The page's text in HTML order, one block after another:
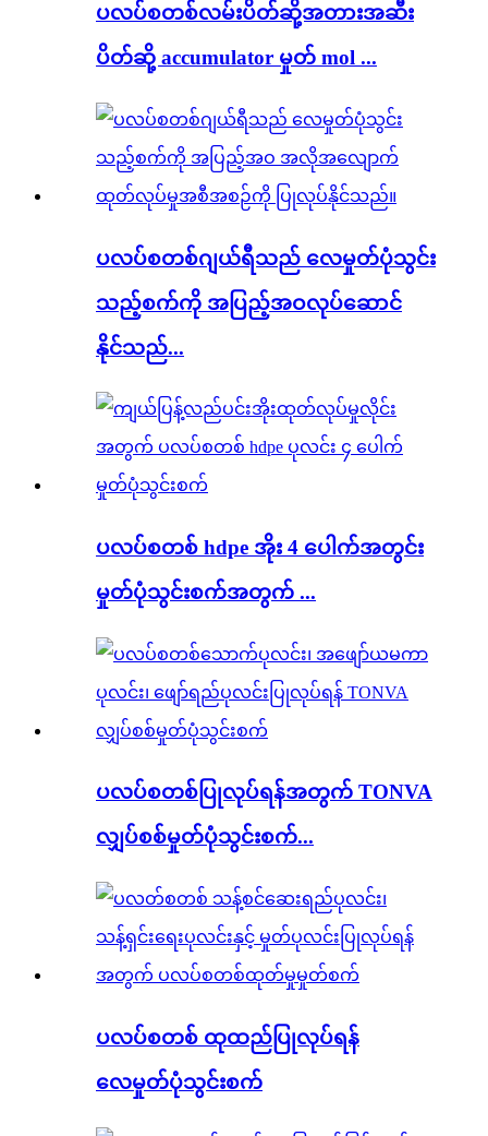
ပလပ်စတစ်လမ်းပိတ်ဆို့အတားအဆီး
ပိတ်ဆို့ accumulator မှုတ် mol ...
ပလပ်စတစ်ဂျယ်ရီသည် လေမှုတ်ပုံသွင်း
သည့်စက်ကို အပြည့်အဝလုပ်ဆောင်
နိုင်သည်...
ပလပ်စတစ် hdpe အိုး 4 ပေါက်အတွင်း
မှုတ်ပုံသွင်းစက်အတွက် ...
ပလပ်စတစ်ပြုလုပ်ရန်အတွက် TONVA
လျှပ်စစ်မှုတ်ပုံသွင်းစက်...
ပလပ်စတစ် ထုထည်ပြုလုပ်ရန်
လေမှုတ်ပုံသွင်းစက်